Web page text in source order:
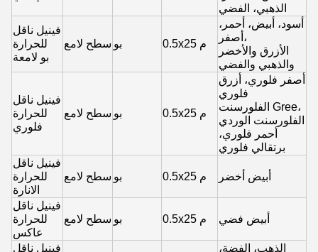
الذهبي، الفضي
فينيل ناقل
للحرارة
بو لامعة
سطح لامع بو 0.5x25 م
أسود، أبيض، أحمر،
أصفر،
الأزرق والأخضر
والذهبي والفضي
فينيل ناقل
للحرارة
فلوري
سطح لامع بو 0.5x25 م
أصفر فلوري، أزرق
فلوري
الفلورسنت Gree،
الفلورسنت الوردي
أحمر فلوري،
برتقالي فلوري
فينيل ناقل
للحرارة
الانارة
سطح لامع بو 0.5x25 م أبيض أخضر
فينيل ناقل
للحرارة
عاكس
سطح لامع بو 0.5x25 م أبيض فضي
فينيل ناقل الذهب، الفضة،